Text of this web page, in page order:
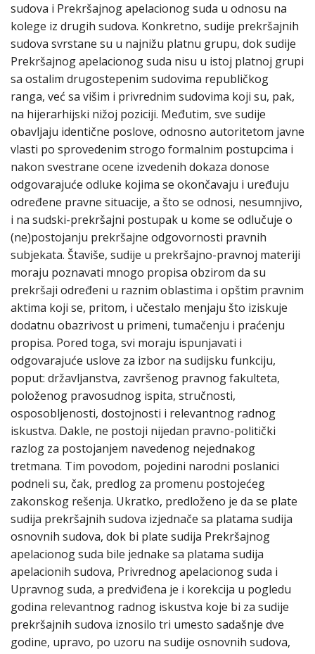
sudova i Prekršajnog apelacionog suda u odnosu na
kolege iz drugih sudova. Konkretno, sudije prekršajnih
sudova svrstane su u najnižu platnu grupu, dok sudije
Prekršajnog apelacionog suda nisu u istoj platnoj grupi
sa ostalim drugostepenim sudovima republičkog
ranga, već sa višim i privrednim sudovima koji su, pak,
na hijerarhijski nižoj poziciji. Međutim, sve sudije
obavljaju identične poslove, odnosno autoritetom javne
vlasti po sprovedenim strogo formalnim postupcima i
nakon svestrane ocene izvedenih dokaza donose
odgovarajuće odluke kojima se okončavaju i uređuju
određene pravne situacije, a što se odnosi, nesumnjivo,
i na sudski-prekršajni postupak u kome se odlučuje o
(ne)postojanju prekršajne odgovornosti pravnih
subjekata. Štaviše, sudije u prekršajno-pravnoj materiji
moraju poznavati mnogo propisa obzirom da su
prekršaji određeni u raznim oblastima i opštim pravnim
aktima koji se, pritom, i učestalo menjaju što iziskuje
dodatnu obazrivost u primeni, tumačenju i praćenju
propisa. Pored toga, svi moraju ispunjavati i
odgovarajuće uslove za izbor na sudijsku funkciju,
poput: državljanstva, završenog pravnog fakulteta,
položenog pravosudnog ispita, stručnosti,
osposobljenosti, dostojnosti i relevantnog radnog
iskustva. Dakle, ne postoji nijedan pravno-politički
razlog za postojanjem navedenog nejednakog
tretmana. Tim povodom, pojedini narodni poslanici
podneli su, čak, predlog za promenu postojećeg
zakonskog rešenja. Ukratko, predloženo je da se plate
sudija prekršajnih sudova izjednače sa platama sudija
osnovnih sudova, dok bi plate sudija Prekršajnog
apelacionog suda bile jednake sa platama sudija
apelacionih sudova, Privrednog apelacionog suda i
Upravnog suda, a predviđena je i korekcija u pogledu
godina relevantnog radnog iskustva koje bi za sudije
prekršajnih sudova iznosilo tri umesto sadašnje dve
godine, upravo, po uzoru na sudije osnovnih sudova,